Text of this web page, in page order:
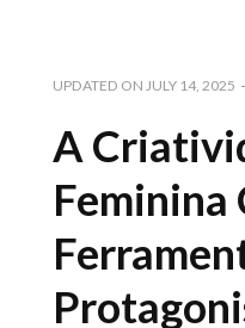
UPDATED ON JULY 14, 2025
A
Feminina